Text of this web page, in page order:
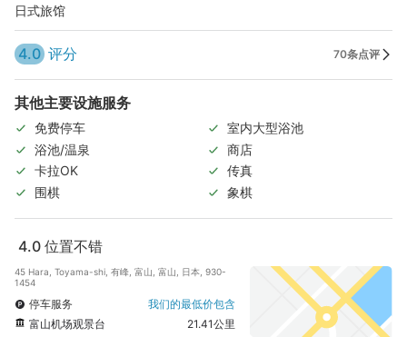
日式旅馆
4.0 评分 70条点评
其他主要设施服务
免费停车
室内大型浴池
浴池/温泉
商店
卡拉OK
传真
围棋
象棋
4.0 位置不错
45 Hara, Toyama-shi, 有峰, 富山, 富山, 日本, 930-
1454
停车服务
我们的最低价包含
富山机场观景台
21.41公里